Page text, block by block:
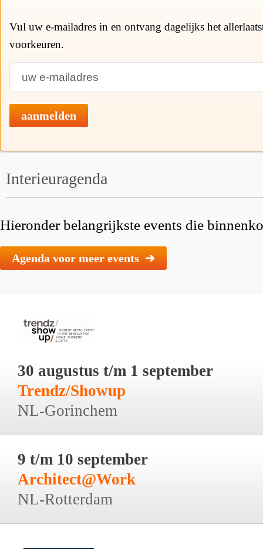
Vul uw e-mailadres in en ontvang dagelijks het
voorkeuren.
aanmelden
Interieuragenda
Hieronder belangrijkste events die
Agenda voor meer events ➔
30 augustus t/m 1 september
Trendz/Showup
NL-Gorinchem
9 t/m 10 september
Architect@Work
NL-Rotterdam